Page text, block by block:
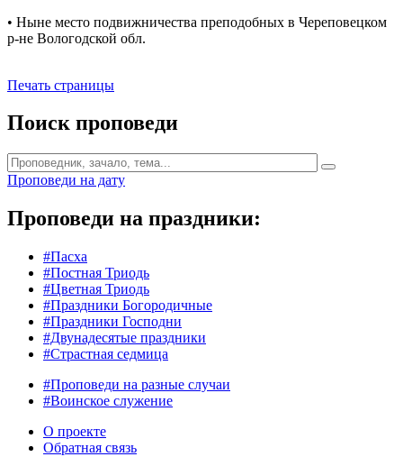
• Ныне место подвижничества преподобных в Череповецком
р-не Вологодской обл.
Печать страницы
Поиск проповеди
Проповеди на дату
Проповеди на праздники:
#Пасха
#Постная Триодь
#Цветная Триодь
#Праздники Богородичные
#Праздники Господни
#Двунадесятые праздники
#Страстная седмица
#Проповеди на разные случаи
#Воинское служение
О проекте
Обратная связь